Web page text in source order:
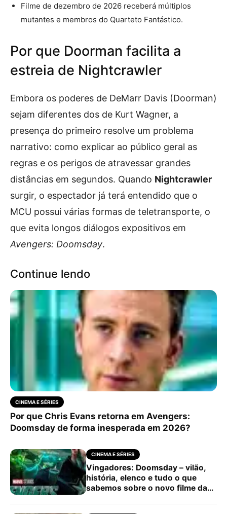
Filme de dezembro de 2026 receberá múltiplos
mutantes e membros do Quarteto Fantástico.
Por que Doorman facilita a
estreia de Nightcrawler
Embora os poderes de DeMarr Davis (Doorman)
sejam diferentes dos de Kurt Wagner, a
presença do primeiro resolve um problema
narrativo: como explicar ao público geral as
regras e os perigos de atravessar grandes
distâncias em segundos. Quando Nightcrawler
surgir, o espectador já terá entendido que o
MCU possui várias formas de teletransporte, o
que evita longos diálogos expositivos em
Avengers: Doomsday.
Continue lendo
CINEMA E SÉRIES
Por que Chris Evans retorna em Avengers:
Doomsday de forma inesperada em 2026?
CINEMA E SÉRIES
Vingadores: Doomsday – vilão,
história, elenco e tudo o que
sabemos sobre o novo filme da